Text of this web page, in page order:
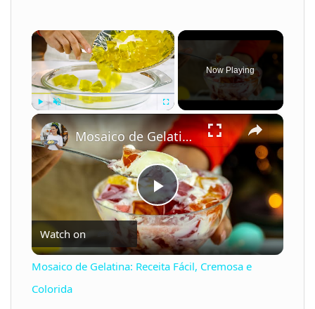
×
Fullscreen
Now Playing
×
P
l
Mosaico de Gelatina: Receita Fácil, Cremosa e Colorida
Watch on
Mosaico de Gelatina: Receita Fácil, Cremosa e
Colorida